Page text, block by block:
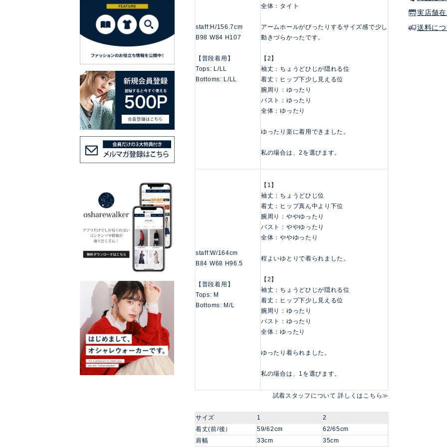
実店舗
送料に
staff:H/156.7cm
B98 W84 H107
【普段着用】
Tops: L/LL
Bottoms: L/LL
全体：タイト
アームホールがぴったりするサイズ感で少し
動きづらかったです。
【2】
袖丈：ちょうどひじが隠れる位
着丈：ヒップ下少し見える位
腕周り：ゆったり
バスト：ゆったり
全体：ゆったり
ゆったり楽に着用できました。
私の場合は、2を選びます。
staff:W/164cm
B84 W68 H96.5
【普段着用】
Tops: M
Bottoms: M/L
【1】
袖丈：ちょうどひじ位
着丈：ヒップ真ん中より下位
腕周り：ややゆったり
バスト：ややゆったり
全体：ややゆったり
程よいゆとりで着られました。
【2】
袖丈：ちょうどひじが隠れる位
着丈：ヒップ下少し見える位
腕周り：ゆったり
バスト：ゆったり
全体：ゆったり
ゆったり着られました。
私の場合は、1を選びます。
試着スタッフについて 詳しくはこちら≫
サイズ 1
2
着丈(前/後）
59/62cm
62/65cm
肩幅
33cm 35cm